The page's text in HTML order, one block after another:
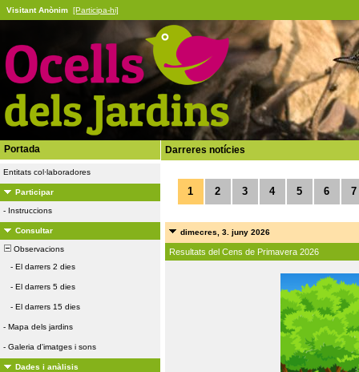
Visitant Anònim [Participa-hi]
Portada
Entitats col·laboradores
Participar
- Instruccions
Consultar
Observacions
- El darrers 2 dies
- El darrers 5 dies
- El darrers 15 dies
- Mapa dels jardins
- Galeria d'imatges i sons
Dades i anàlisis
Darreres notícies
1 2 3 4 5 6 7
dimecres, 3. juny 2026
Resultats del Cens de Primavera 2026